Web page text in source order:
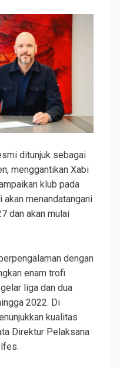
ditunjuk sebagai
menggantikan Xabi
klub pada
menandatangani
dan akan mulai
dengan
enam trofi
liga dan dua
2022. Di
kualitas
Direktur Pelaksana